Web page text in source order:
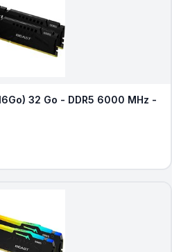
32 Go - DDR5 6000 MHz -